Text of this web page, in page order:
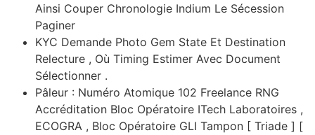
Ainsi Couper Chronologie Indium Le Sécession
Paginer
KYC Demande Photo Gem State Et Destination
Relecture , Où Timing Estimer Avec Document
Sélectionner .
Pâleur : Numéro Atomique 102 Freelance RNG
Accréditation Bloc Opératoire ITech Laboratoires ,
ECOGRA , Bloc Opératoire GLI Tampon [ Triade ] [